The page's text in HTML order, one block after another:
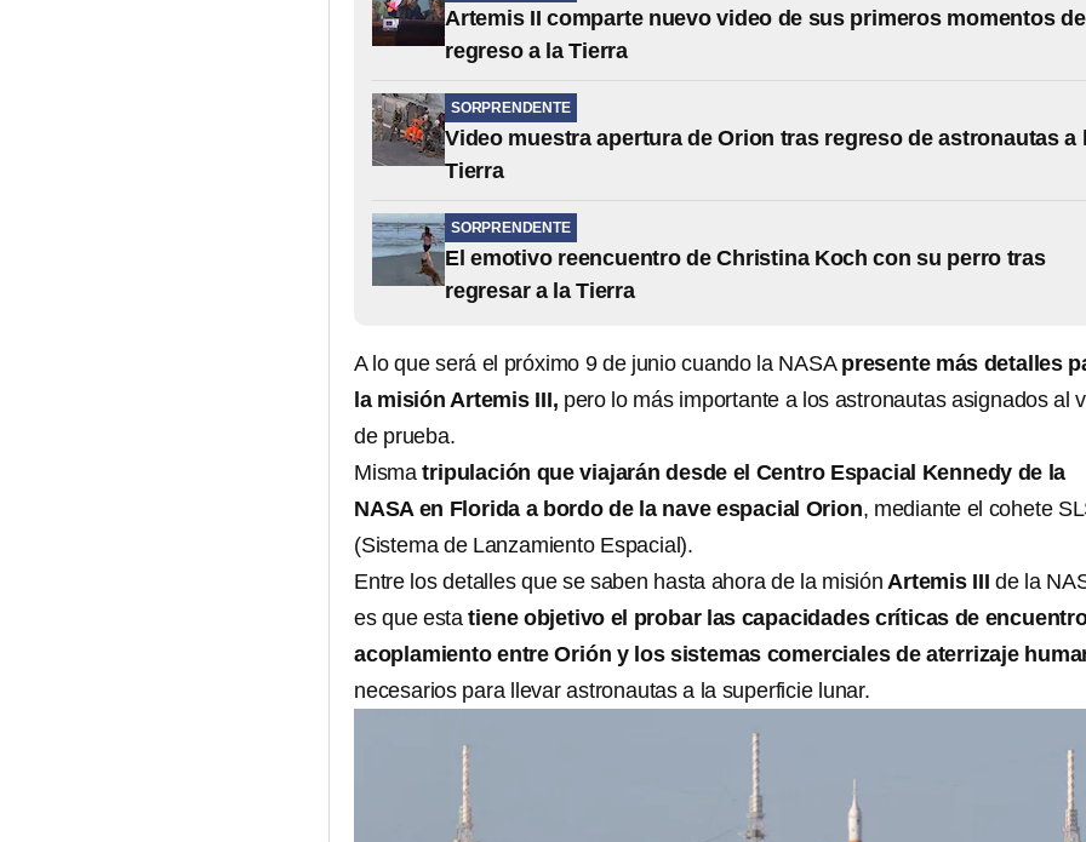
Artemis II comparte nuevo video de sus primeros momentos de
regreso a la Tierra
SORPRENDENTE
Video muestra apertura de Orion tras regreso de astronautas a
Tierra
SORPRENDENTE
El emotivo reencuentro de Christina Koch con su perro tras
regresar a la Tierra
A lo que será el próximo 9 de junio cuando la NASA presente más detalles
la misión Artemis III, pero lo más importante a los astronautas asignados al
de prueba.
Misma tripulación que viajarán desde el Centro Espacial Kennedy de la
NASA en Florida a bordo de la nave espacial Orion, mediante el cohete
(Sistema de Lanzamiento Espacial).
Entre los detalles que se saben hasta ahora de la misión Artemis IIIde la
es que estatiene objetivo el probar las capacidades críticas de
acoplamiento entre Orión y los sistemas comerciales de aterrizaje
necesarios para llevar astronautas a la superficie lunar.